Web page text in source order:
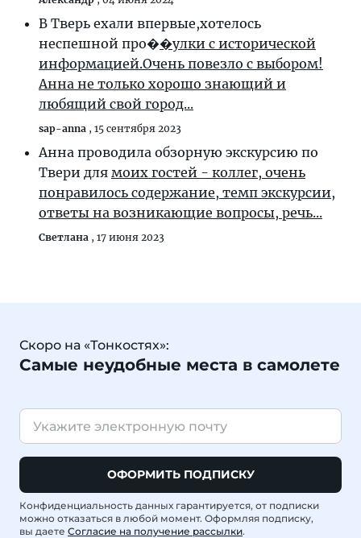
В Тверь ехали впервые,хотелось
неспешной про��улки с исторической
информацией.Очень повезло с выбором!
Анна не только хорошо знающий и
любящий свой город...
sap-anna , 15 сентября 2023
Анна проводила обзорную экскурсию по
Твери для моих гостей - коллег, очень
понравилось содержание, темп экскурсии,
ответы на возникающие вопросы, речь...
Светлана , 17 июня 2023
Скоро на «Тонкостях»:
Самые неудобные места в самолете
ОФОРМИТЬ ПОДПИСКУ
Конфиденциальность данных гарантируется, от подписки
можно отказаться в любой момент. Оформляя подписку,
вы даете Согласие на получение рассылки.